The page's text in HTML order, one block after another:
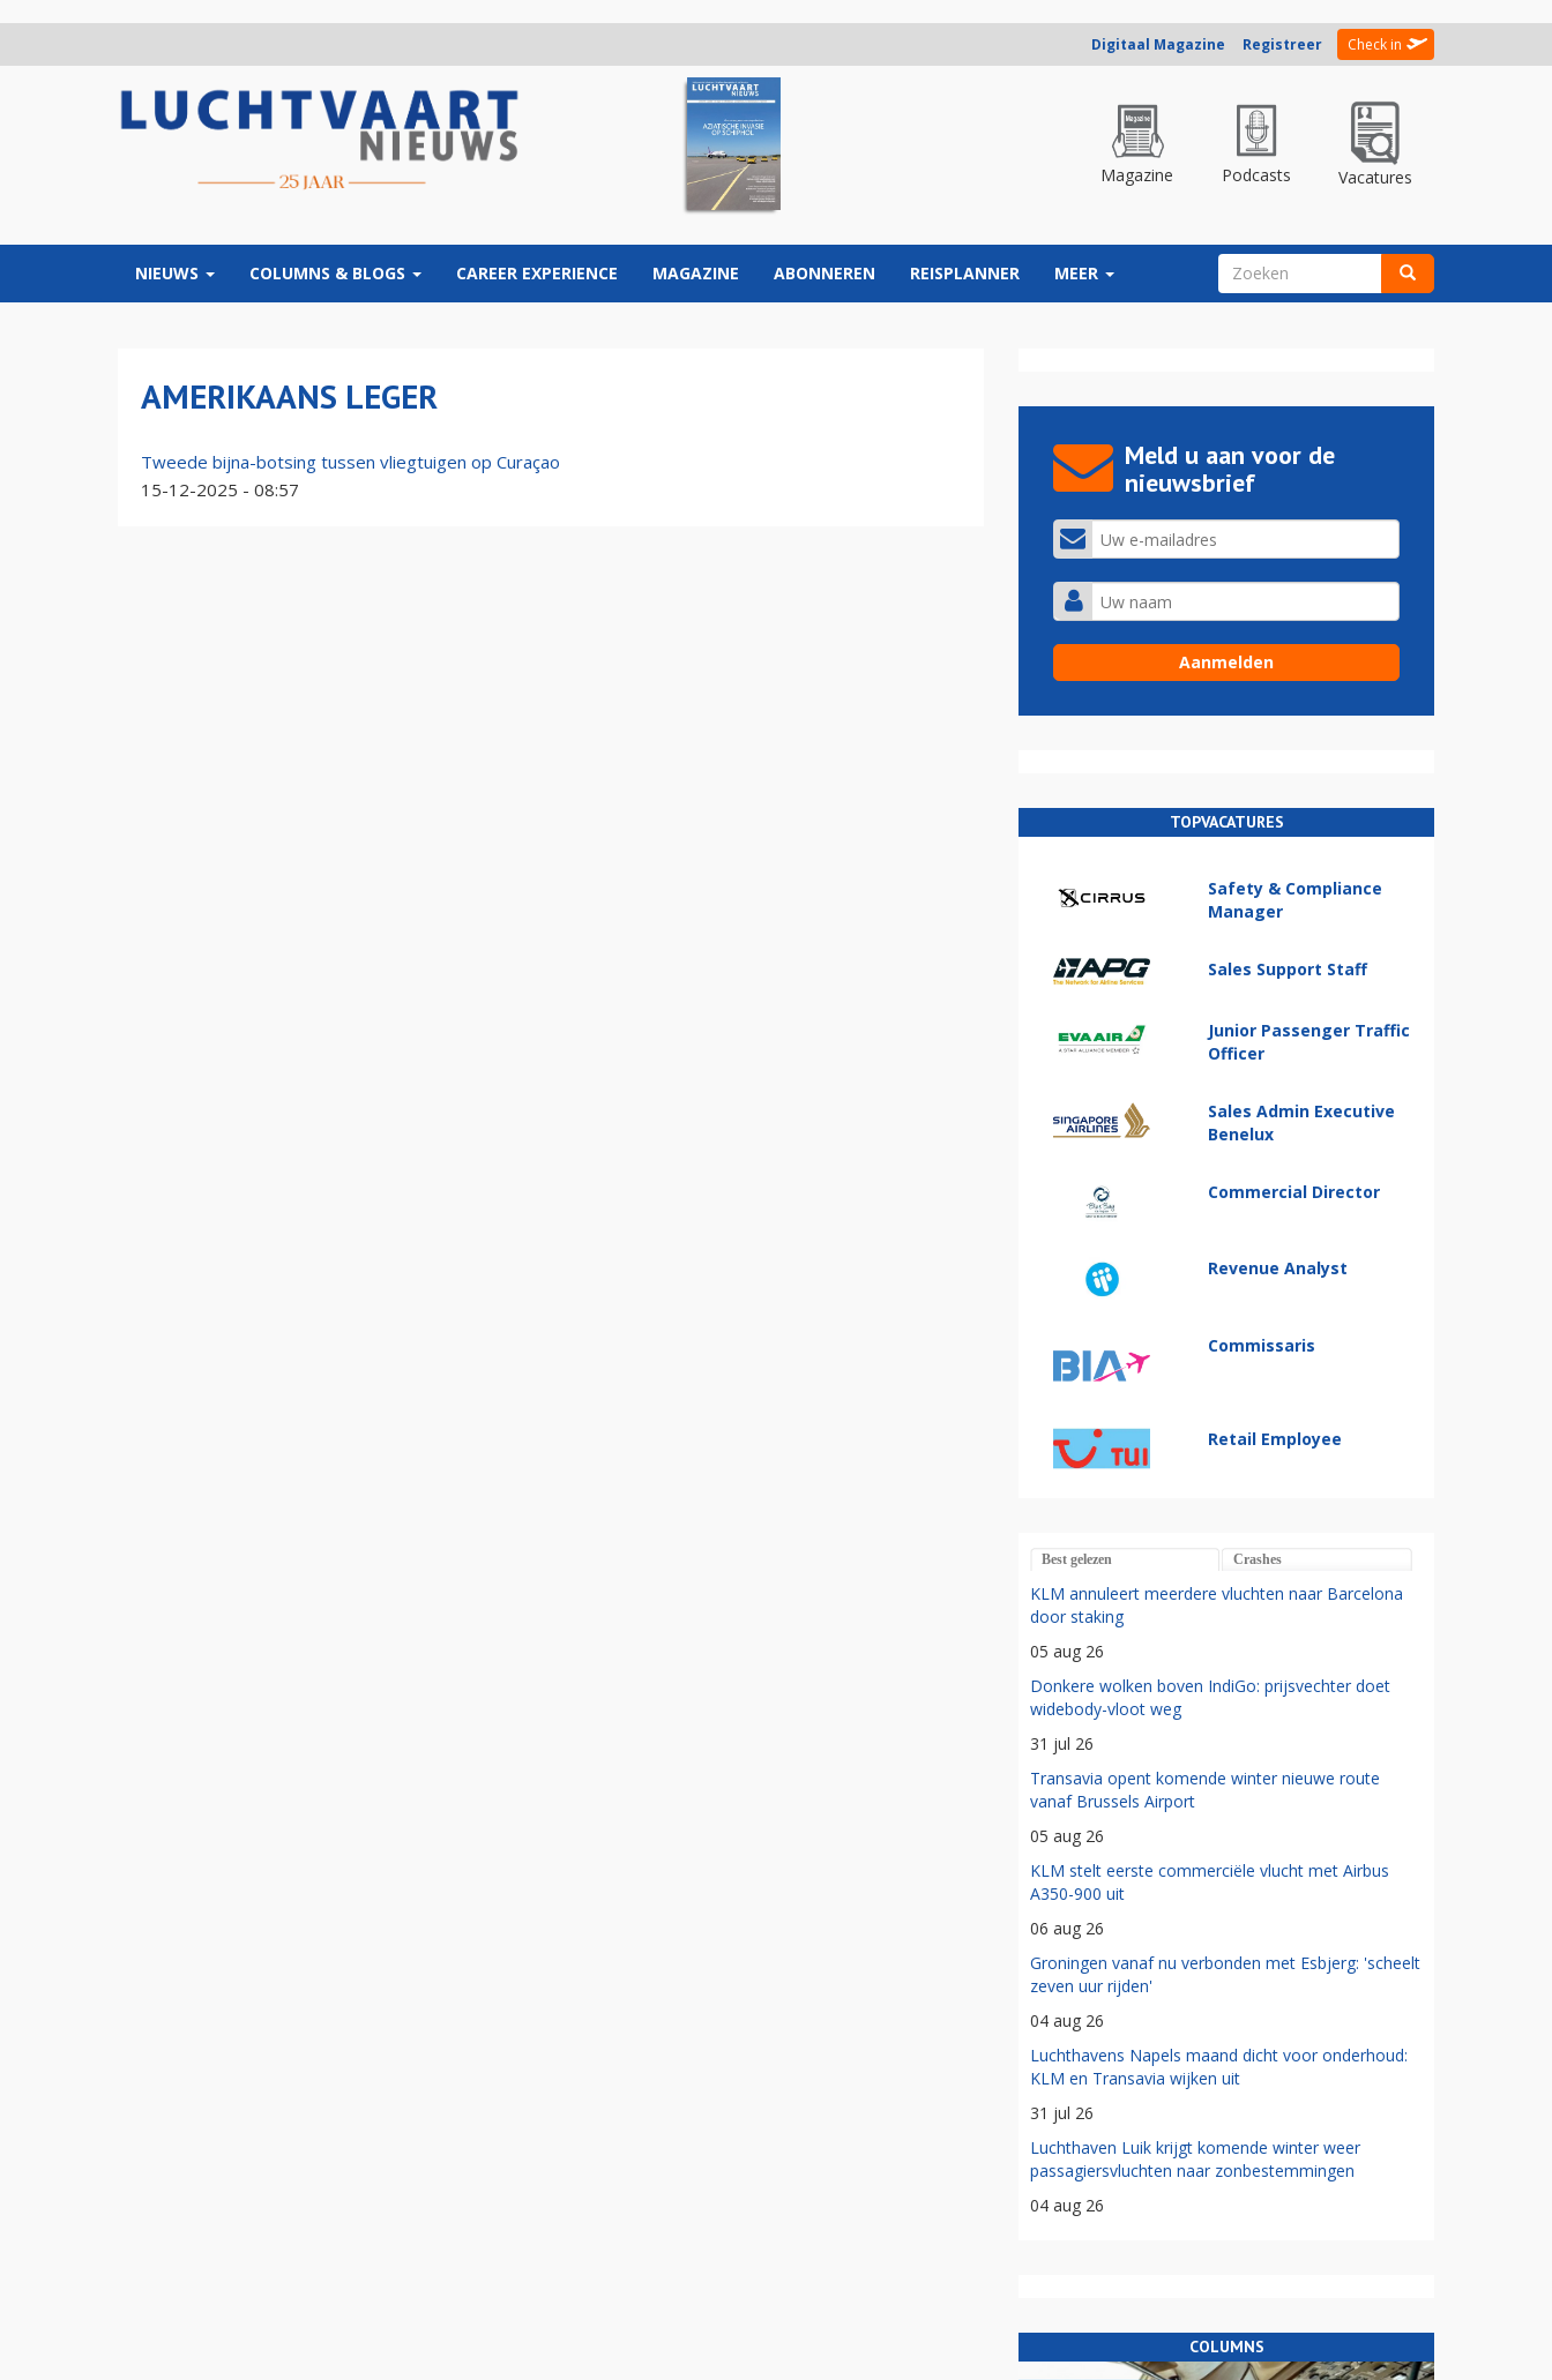
Digitaal Magazine Registreer Check in
Magazine Podcasts Vacatures
NIEUWS COLUMNS & BLOGS CAREER EXPERIENCE MAGAZINE ABONNEREN REISPLANNER MEER ZOEKVELD
AMERIKAANS LEGER
Tweede bijna-botsing tussen vliegtuigen op Curaçao
15-12-2025 - 08:57
Meld u aan voor de
nieuwsbrief
TOPVACATURES
Safety & Compliance
Manager
Sales Support Staff
Junior Passenger Traffic
Officer
Sales Admin Executive
Benelux
Commercial Director
Revenue Analyst
Commissaris
Retail Employee
Best gelezen Crashes
KLM annuleert meerdere vluchten naar Barcelona
door staking
05 aug 26
Donkere wolken boven IndiGo: prijsvechter doet
widebody-vloot weg
31 jul 26
Transavia opent komende winter nieuwe route
vanaf Brussels Airport
05 aug 26
KLM stelt eerste commerciële vlucht met Airbus
A350-900 uit
06 aug 26
Groningen vanaf nu verbonden met Esbjerg: 'scheelt
zeven uur rijden'
04 aug 26
Luchthavens Napels maand dicht voor onderhoud:
KLM en Transavia wijken uit
31 jul 26
Luchthaven Luik krijgt komende winter weer
passagiersvluchten naar zonbestemmingen
04 aug 26
COLUMNS